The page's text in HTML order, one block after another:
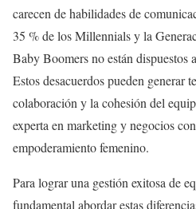
carecen de habilidades de
35 % de los Millennials y la
Baby Boomers no están dispuestos
Estos desacuerdos pueden generar
colaboración y la cohesión del
experta en marketing y negocios
empoderamiento femenino.
Para lograr una gestión exitosa de
fundamental abordar estas